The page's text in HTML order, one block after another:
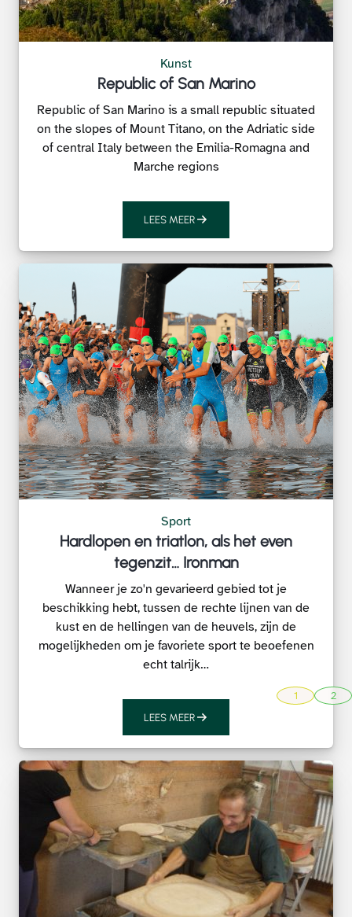
Kunst
Republic of San Marino
Republic of San Marino is a small republic situated
on the slopes of Mount Titano, on the Adriatic side
of central Italy between the Emilia-Romagna and
Marche regions
LEES MEER
Sport
Hardlopen en triatlon, als het even
tegenzit… Ironman
Wanneer je zo'n gevarieerd gebied tot je
beschikking hebt, tussen de rechte lijnen van de
kust en de hellingen van de heuvels, zijn de
mogelijkheden om je favoriete sport te beoefenen
echt talrijk…
LEES MEER
1 2